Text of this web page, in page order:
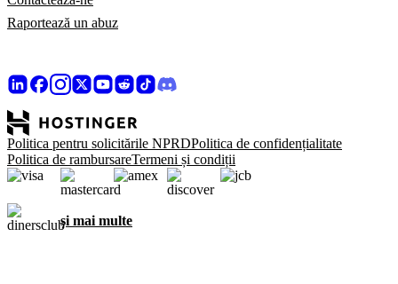
Raportează un abuz
Politica pentru solicitările NPRDPolitica de confidențialitate
Politica de rambursareTermeni și condiții
și mai multe